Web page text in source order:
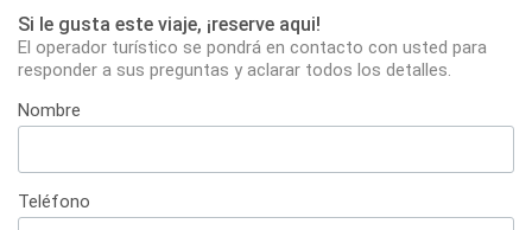
Si le gusta este viaje, ¡reserve aqui!
El operador turístico se pondrá en contacto con usted para
responder a sus preguntas y aclarar todos los detalles.
Nombre
Teléfono